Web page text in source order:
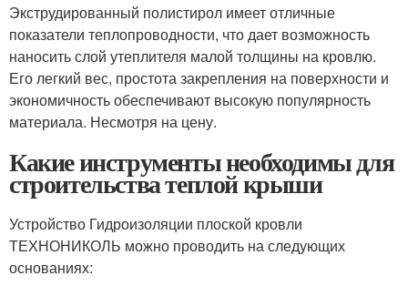
Экструдированный полистирол имеет отличные
показатели теплопроводности, что дает возможность
наносить слой утеплителя малой толщины на кровлю.
Его легкий вес, простота закрепления на поверхности и
экономичность обеспечивают высокую популярность
материала. Несмотря на цену.
Какие инструменты необходимы для
строительства теплой крыши
Устройство Гидроизоляции плоской кровли
ТЕХНОНИКОЛЬ можно проводить на следующих
основаниях: